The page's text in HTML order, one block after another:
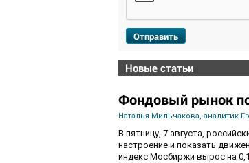
Отправить
Новые статьи
Фондовый рынок
Наталья Мильчакова, аналитик
В пятницу, 7 августа,
настроение и показать
индекс Мосбиржи вырос на